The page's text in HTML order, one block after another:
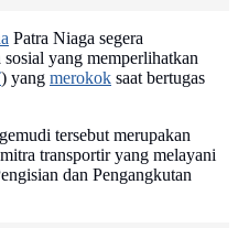
Patra Niaga segera
yang memperlihatkan
) yang merokok saat bertugas
tersebut merupakan
transportir yang melayani
dan Pengangkutan